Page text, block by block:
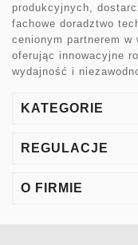
produkcyjnych,
fachowe doradztwo
cenionym partnerem w
oferując innowacyjne
wydajność i
KATEGORIE
REGULACJE
O FIRMIE